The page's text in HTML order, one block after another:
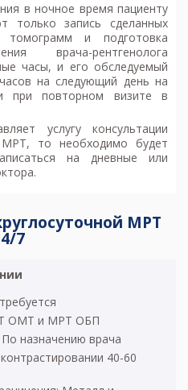
в ночное время пациенту
только запись сделанных
томограмм и подготовка
врача-рентгенолога
часы, и его обследуемый
на следующий день на
при повторном визите в
услугу консультации
то необходимо будет
на дневные или
МРТ
7
ОМТ и МРТ ОБП
назначению врача
40-60